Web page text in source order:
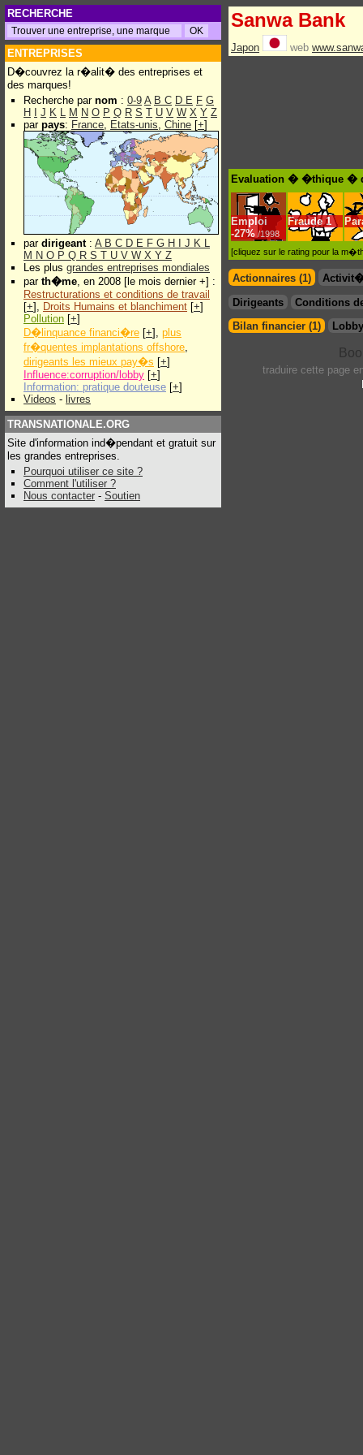
RECHERCHE
ENTREPRISES
D�couvrez la r�alit� des entreprises et
des marques!
Recherche par nom : 0-9 A B C D E F G
H
J K L M N O P Q R S T U V W X Y Z
par pays: France, Etats-unis, Chine [+]
par dirigeant: A B C D E F G H J K L
M N O P Q R S T U V W X Y Z
Les plus grandes entreprises mondiales
par th�me, en 2008 [le mois dernier +] :
Restructurations et conditions de travail
[+], Droits Humains et blanchiment [+]
Pollution [+]
D�linquance financi�re [+], plus
fr�quentes implantations offshore,
dirigeants les mieux pay�s [+]
Influence:corruption/lobby [+]
Information: pratique douteuse [+]
Videos - livres
TRANSNATIONALE.ORG
Site d'information ind�pendant et gratuit sur
les grandes entreprises.
Pourquoi utiliser ce site ?
Comment l'utiliser ?
Nous contacter - Soutien
Sanwa Bank
Japon web
Evaluation � �thique �
Emploi
-27% /1998
Fraude 1
[cliquez sur le rating pour la
Actionnaires (1)
Dirigeants
Conditions
Bilan financier (1)
traduire cette page